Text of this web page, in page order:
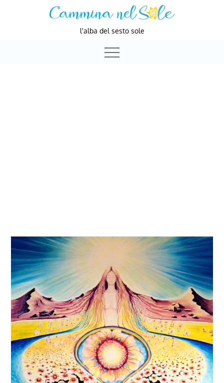
l'alba del sesto sole